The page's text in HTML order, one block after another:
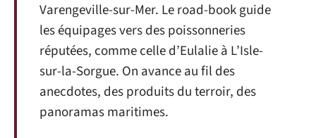
Varengeville-sur-Mer. Le road-book guide
les équipages vers des poissonneries
réputées, comme celle d’Eulalie à L’Isle-
sur-la-Sorgue. On avance au fil des
anecdotes, des produits du terroir, des
panoramas maritimes.